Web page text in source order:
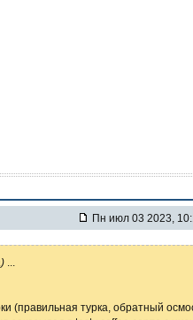
Пн июл 03 2023,
(правильная турка, обратный